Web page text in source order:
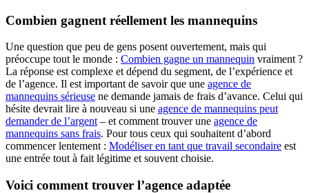
Combien gagnent réellement les mannequins
Une question que peu de gens posent ouvertement, mais qui
préoccupe tout le monde : Combien gagne un mannequin vraiment ?
La réponse est complexe et dépend du segment, de l’expérience et
de l’agence. Il est important de savoir que une agence de
mannequins sérieuse ne demande jamais de frais d’avance. Celui qui
hésite devrait lire à nouveau si une agence de mannequins peut
demander de l’argent – et comment trouver une agence de
mannequins sans frais. Pour tous ceux qui souhaitent d’abord
commencer lentement : Modéliser en tant que travail secondaire est
une entrée tout à fait légitime et souvent choisie.
Voici comment trouver l’agence adaptée